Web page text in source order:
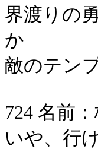
界渡りの
か
敵のテン
724 名前
いや、行